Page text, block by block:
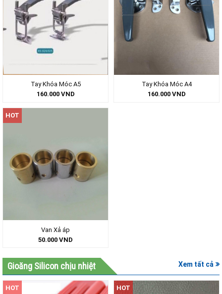
Tay Khóa Móc A5
160.000 VND
Tay Khóa Móc A4
160.000 VND
HOT
Van Xả áp
50.000 VND
Gioăng Silicon chịu nhiệt Xem tất cả
HOT HOT